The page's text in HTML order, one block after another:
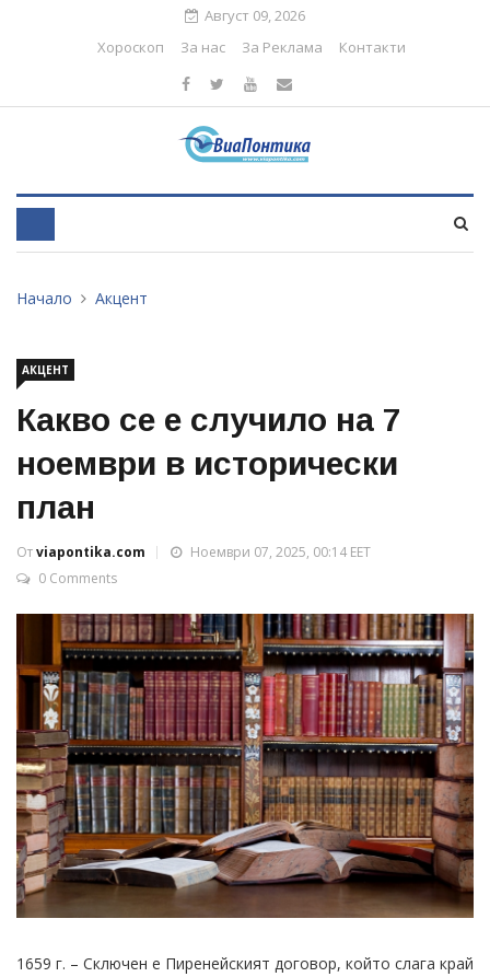
Август 09, 2026
Хороскоп
За нас За Реклама Контакти
Начало Акцент
АКЦЕНТ
Какво се е случило на 7
ноември в исторически
план
Отviapontika.com
Ноември 07, 2025, 00:14 EET
0 Comments
1659 г. – Сключен е Пиренейският договор, който слага край